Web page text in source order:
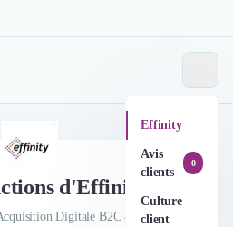
Effinity
Avis
clients
0
Culture
client
d'Effinity
Digitale B2C & B2B